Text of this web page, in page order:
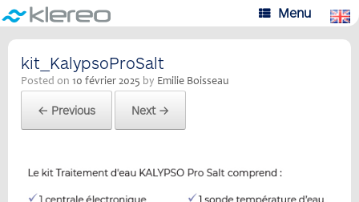
Skip
to
content
Menu
kit_KalypsoProSalt
Posted on 10 février 2025 by Emilie Boisseau
← Previous Next →